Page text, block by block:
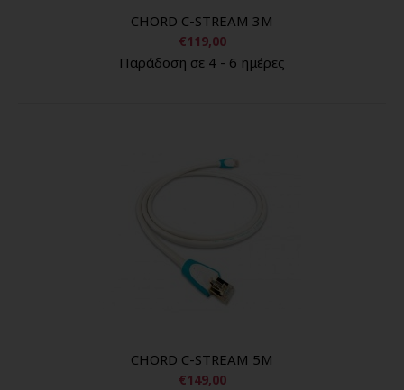
CHORD C-STREAM 3M
€119,00
Παράδοση σε 4 - 6 ημέρες
CHORD C-STREAM 5M
€149,00